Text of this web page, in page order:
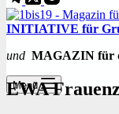
INITIATIVE für
und MAGAZIN für
Menü
EWA